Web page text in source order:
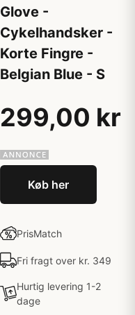
Glove -
Cykelhandsker -
Korte Fingre -
Belgian Blue - S
299,00 kr
Køb her
PrisMatch
Fri fragt over kr. 349
Hurtig levering 1-2
dage